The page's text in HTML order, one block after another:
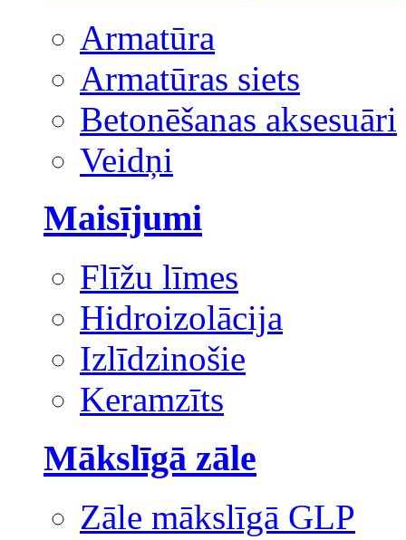
Armatūra
Armatūras siets
Betonēšanas aksesuāri
Veidņi
Maisījumi
Flīžu līmes
Hidroizolācija
Izlīdzinošie
Keramzīts
Mākslīgā zāle
Zāle mākslīgā GLP